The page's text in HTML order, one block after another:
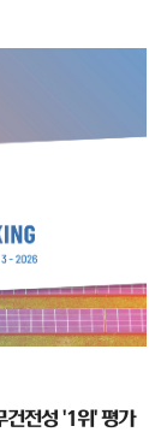
건전성 '1위' 평가